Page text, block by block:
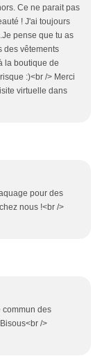
Ce ne parait pas
! J'ai toujours
pense que tu as
des vêtements
la boutique de
:)<br /> Merci
virtuelle dans
pour des
nous !<br />
commun des
/>